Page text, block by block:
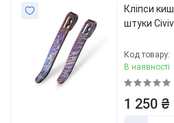
Кліпси
штуки
Код товару:
В наявності
1 250 ₴